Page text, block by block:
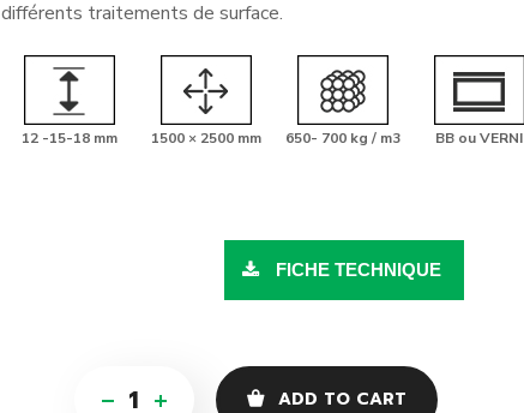
différents traitements de surface.
12 -15-18 mm 1500 × 2500 mm 650- 700 kg / m3 BB ou VERNI
FICHE TECHNIQUE
ADD TO CART